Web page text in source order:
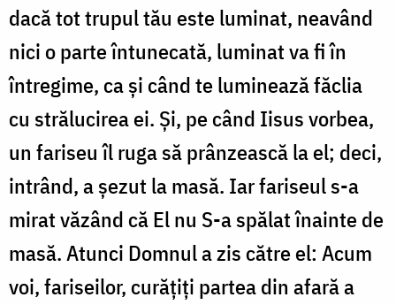
dacă tot trupul tău este luminat, neavând
nici o parte întunecată, luminat va fi în
întregime, ca și când te luminează făclia
cu strălucirea ei. Și, pe când Iisus vorbea,
un fariseu îl ruga să prânzească la el; deci,
intrând, a șezut la masă. Iar fariseul s-a
mirat văzând că El nu S-a spălat înainte de
masă. Atunci Domnul a zis către el: Acum
voi, fariseilor, curățiți partea din afară a